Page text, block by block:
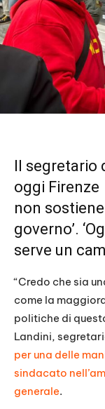
Il
oggi Firenze
non
governo’.
serve un
“Credo che sia
come la
politiche di
Landini,
per una delle
sindacato
generale.